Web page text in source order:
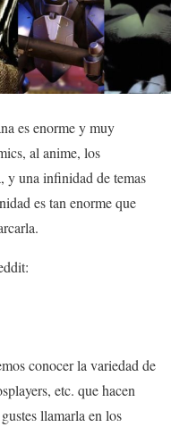
es enorme y muy
al anime, los
y una infinidad de temas
es tan enorme que
conocer la variedad de
etc. que hacen
llamarla en los